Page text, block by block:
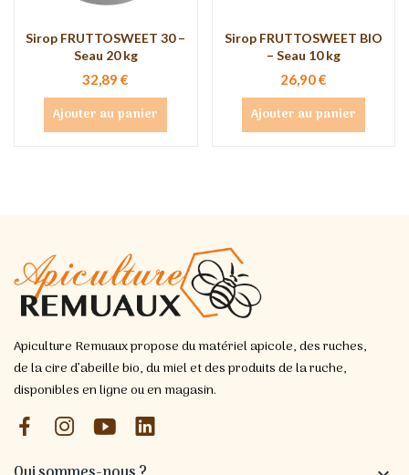
Sirop FRUTTOSWEET 30 –
Seau 20 kg
32,89 €
Ajouter au panier
Sirop FRUTTOSWEET BIO
– Seau 10 kg
26,90 €
Ajouter au panier
Apiculture Remuaux propose du matériel apicole, des ruches,
de la cire d’abeille bio, du miel et des produits de la ruche,
disponibles en ligne ou en magasin.